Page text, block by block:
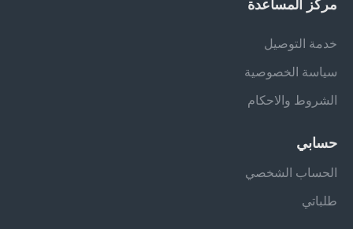
مركز المساعدة
خدمة التوصيل
سياسة الخصوصية
الشروط والاحكام
حسابي
الحساب الشخصي
طلباتي